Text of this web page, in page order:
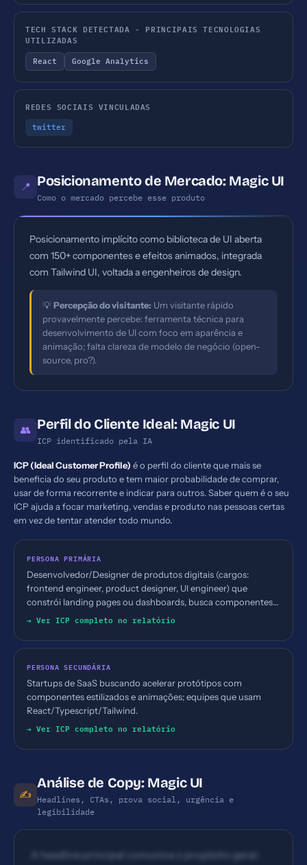
TECH STACK DETECTADA - PRINCIPAIS TECNOLOGIAS
UTILIZADAS
React Google Analytics
REDES SOCIAIS VINCULADAS
twitter
📍 Posicionamento de Mercado: Magic UI
Como o mercado percebe esse produto
Posicionamento implícito como biblioteca de UI aberta
com 150+ componentes e efeitos animados, integrada
com Tailwind UI, voltada a engenheiros de design.
💡Percepção do visitante: Um visitante rápido
provavelmente percebe: ferramenta técnica para
desenvolvimento de UI com foco em aparência e
animação; falta clareza de modelo de negócio (open-
source, pro?).
👥 Perfil do Cliente Ideal: Magic UI
ICP identificado pela IA
ICP (Ideal Customer Profile) é o perfil do cliente que mais se
beneficia do seu produto e tem maior probabilidade de comprar,
usar de forma recorrente e indicar para outros. Saber quem é o seu
ICP ajuda a focar marketing, vendas e produto nas pessoas certas
em vez de tentar atender todo mundo.
PERSONA PRIMÁRIA
Desenvolvedor/Designer de produtos digitais (cargos:
frontend engineer, product designer, UI engineer) que
constrói landing pages ou dashboards, busca componentes
prontos para acelerar entregas.
→ Ver ICP completo no relatório
PERSONA SECUNDÁRIA
Startups de SaaS buscando acelerar protótipos com
componentes estilizados e animações; equipes que usam
React/Typescript/Tailwind.
→ Ver ICP completo no relatório
✍️
Análise de Copy: Magic UI
Headlines, CTAs, prova social, urgência e
legibilidade
A headline principal comunica o propósito geral: